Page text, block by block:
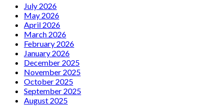
July 2026
May 2026
April 2026
March 2026
February 2026
January 2026
December 2025
November 2025
October 2025
September 2025
August 2025